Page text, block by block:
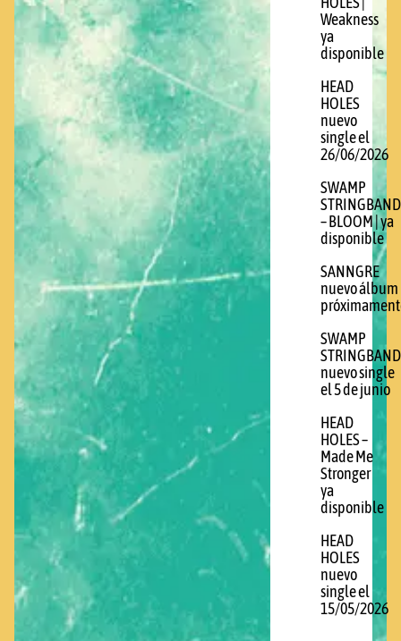
Weakness
ya
disponible
HEAD
HOLES
nuevo
single el
26/06/2026
SWAMP
STRINGBAND
– BLOOM | ya
disponible
SANNGRE
nuevo álbum
SWAMP
STRINGBAND
nuevo single
el 5 de junio
HEAD
HOLES –
Made Me
Stronger
ya
disponible
HEAD
HOLES
nuevo
single el
15/05/2026